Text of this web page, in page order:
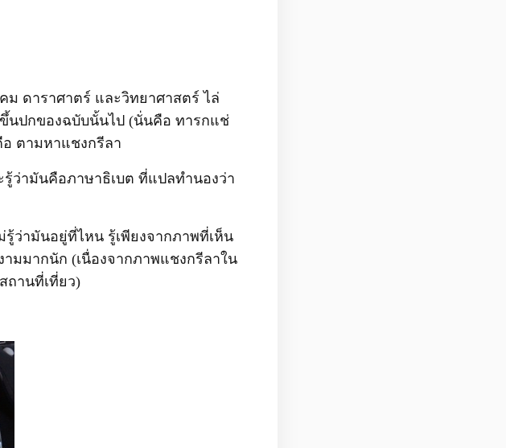
ม ดาราศาตร์ และวิทยาศาสตร์ ไล่
นปกของฉบับนั้นไป (นั่นคือ ทารกแช่
ตามหาแชงกรีลา
ว่ามันคือภาษาธิเบต ที่แปลทำนองว่า
ว่ามันอยู่ที่ไหน รู้เพียงจากภาพที่เห็น
ามมากนัก (เนื่องจากภาพแชงกรีลาใน
ถานที่เที่ยว)